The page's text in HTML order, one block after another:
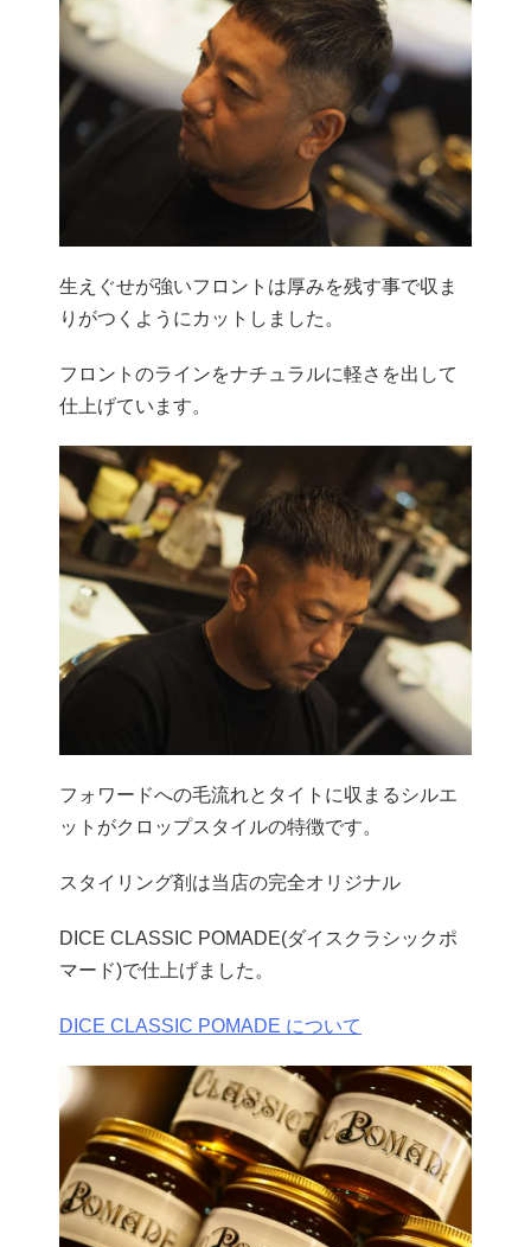
生えぐせが強いフロントは厚みを残す事で収ま
りがつくようにカットしました。
フロントのラインをナチュラルに軽さを出して
仕上げています。
フォワードへの毛流れとタイトに収まるシルエ
ットがクロップスタイルの特徴です。
スタイリング剤は当店の完全オリジナル
DICE CLASSIC POMADE(ダイスクラシックポ
マード)で仕上げました。
DICE CLASSIC POMADE について